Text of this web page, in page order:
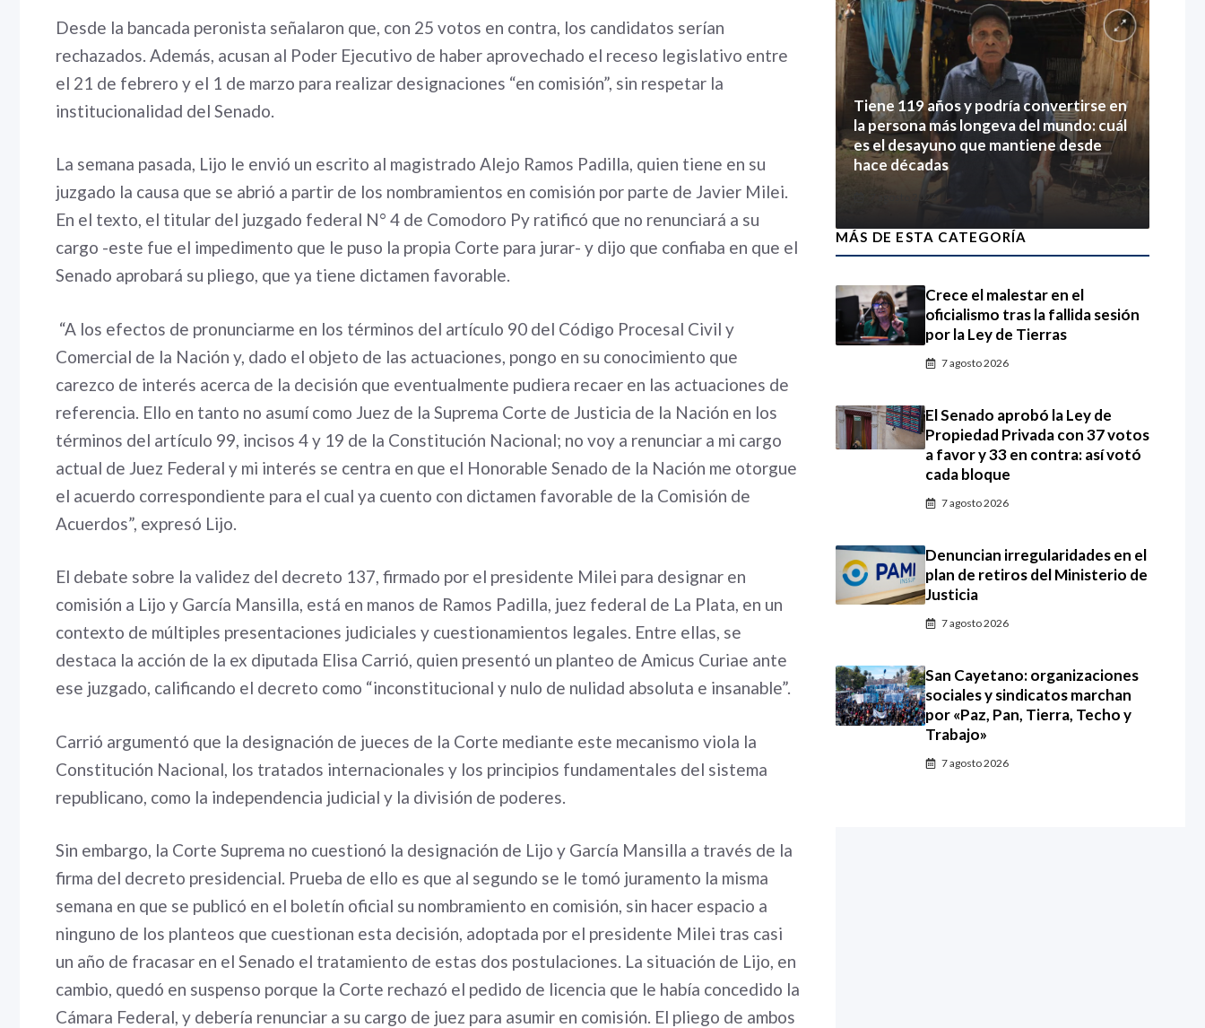
Desde la bancada peronista señalaron que, con 25 votos en contra, los candidatos serían
rechazados. Además, acusan al Poder Ejecutivo de haber aprovechado el receso legislativo entre
el 21 de febrero y el 1 de marzo para realizar designaciones “en comisión”, sin respetar la
institucionalidad del Senado.
La semana pasada, Lijo le envió un escrito al magistrado Alejo Ramos Padilla, quien tiene en su
juzgado la causa que se abrió a partir de los nombramientos en comisión por parte de Javier Milei.
En el texto, el titular del juzgado federal N° 4 de Comodoro Py ratificó que no renunciará a su
cargo -este fue el impedimento que le puso la propia Corte para jurar- y dijo que confiaba en que el
Senado aprobará su pliego, que ya tiene dictamen favorable.
“A los efectos de pronunciarme en los términos del artículo 90 del Código Procesal Civil y
Comercial de la Nación y, dado el objeto de las actuaciones, pongo en su conocimiento que
carezco de interés acerca de la decisión que eventualmente pudiera recaer en las actuaciones de
referencia. Ello en tanto no asumí como Juez de la Suprema Corte de Justicia de la Nación en los
términos del artículo 99, incisos 4 y 19 de la Constitución Nacional; no voy a renunciar a mi cargo
actual de Juez Federal y mi interés se centra en que el Honorable Senado de la Nación me otorgue
el acuerdo correspondiente para el cual ya cuento con dictamen favorable de la Comisión de
Acuerdos”, expresó Lijo.
El debate sobre la validez del decreto 137, firmado por el presidente Milei para designar en
comisión a Lijo y García Mansilla, está en manos de Ramos Padilla, juez federal de La Plata, en un
contexto de múltiples presentaciones judiciales y cuestionamientos legales. Entre ellas, se
destaca la acción de la ex diputada Elisa Carrió, quien presentó un planteo de Amicus Curiae ante
ese juzgado, calificando el decreto como “inconstitucional y nulo de nulidad absoluta e insanable”.
Carrió argumentó que la designación de jueces de la Corte mediante este mecanismo viola la
Constitución Nacional, los tratados internacionales y los principios fundamentales del sistema
republicano, como la independencia judicial y la división de poderes.
Sin embargo, la Corte Suprema no cuestionó la designación de Lijo y García Mansilla a través de la
firma del decreto presidencial. Prueba de ello es que al segundo se le tomó juramento la misma
semana en que se publicó en el boletín oficial su nombramiento en comisión, sin hacer espacio a
ninguno de los planteos que cuestionan esta decisión, adoptada por el presidente Milei tras casi
un año de fracasar en el Senado el tratamiento de estas dos postulaciones. La situación de Lijo, en
cambio, quedó en suspenso porque la Corte rechazó el pedido de licencia que le había concedido la
Cámara Federal, y debería renunciar a su cargo de juez para asumir en comisión. El pliego de ambos
Tiene 119 años y podría convertirse en
la persona más longeva del mundo: cuál
es el desayuno que mantiene desde
hace décadas
7 agosto 2026
MÁS DE ESTA CATEGORÍA
Crece el malestar en el
oficialismo tras la fallida sesión
por la Ley de Tierras
7 agosto 2026
El Senado aprobó la Ley de
Propiedad Privada con 37 votos
a favor y 33 en contra: así votó
cada bloque
7 agosto 2026
Denuncian irregularidades en el
plan de retiros del Ministerio de
Justicia
7 agosto 2026
San Cayetano: organizaciones
sociales y sindicatos marchan
por «Paz, Pan, Tierra, Techo y
Trabajo»
7 agosto 2026